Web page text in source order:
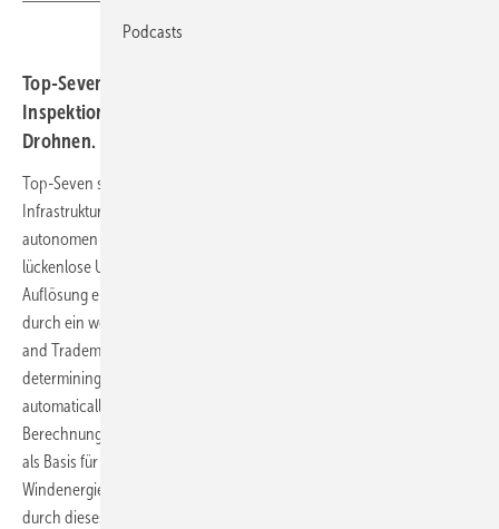
Top-Seven erhält US-Patent für automatisierte visuelle
Inspektion und berührungslose Blitzschutzmessung mit
Drohnen.
Top-Seven setzt autonom fliegende Drohnen zur Inspektion von
Infrastrukturen ein. Die Technologie erlaubt den dazu erforderlichen
autonomen Drohnenflug im Nahbereich. Die Lösung ermöglicht eine
lückenlose Untersuchung selbst größerer Infrastrukturen bis zur
Auflösung eines menschlichen Haares. Die Technologie konnte nun
durch ein weiteres Patent geschützt werden: Das ‘United States Patent
and Trademark Office’ erteilt Top-Seven das US-Patent „Method of
determining a path along an object, system and method for
automatically inspecting an object”. Das Patent schützt die
Berechnung der Flugrouten für den autonomen Abflug von Objekten
als Basis für die automatisierte visuelle Inspektion von
Windenergieanlagen oder anderen Infrastrukturen. Zusätzlich wurde
durch dieses Patent das Verfahren zur berührungslosen
Podcasts